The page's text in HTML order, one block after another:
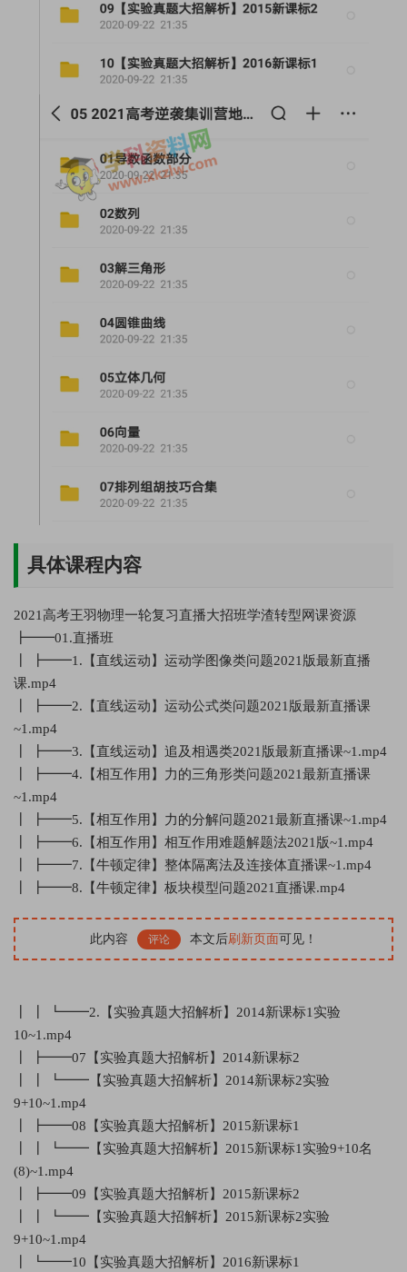
具体课程内容
2021高考王羽物理一轮复习直播大招班学渣转型网课资源
┣━━01.直播班
┃ ┣━━1.【直线运动】运动学图像类问题2021版最新直播
课.mp4
┃ ┣━━2.【直线运动】运动公式类问题2021版最新直播课
~1.mp4
┃ ┣━━3.【直线运动】追及相遇类2021版最新直播课~1.mp4
┃ ┣━━4.【相互作用】力的三角形类问题2021最新直播课
~1.mp4
┃ ┣━━5.【相互作用】力的分解问题2021最新直播课~1.mp4
┃ ┣━━6.【相互作用】相互作用难题解题法2021版~1.mp4
┃ ┣━━7.【牛顿定律】整体隔离法及连接体直播课~1.mp4
┃ ┣━━8.【牛顿定律】板块模型问题2021直播课.mp4
此内容 评论 本文后刷新页面可见！
┃ ┃ ┗━━2.【实验真题大招解析】2014新课标1实验
10~1.mp4
┃ ┣━━07【实验真题大招解析】2014新课标2
┃ ┃ ┗━━【实验真题大招解析】2014新课标2实验
9+10~1.mp4
┃ ┣━━08【实验真题大招解析】2015新课标1
┃ ┃ ┗━━【实验真题大招解析】2015新课标1实验9+10名
(8)~1.mp4
┃ ┣━━09【实验真题大招解析】2015新课标2
┃ ┃ ┗━━【实验真题大招解析】2015新课标2实验
9+10~1.mp4
┃ ┗━━10【实验真题大招解析】2016新课标1